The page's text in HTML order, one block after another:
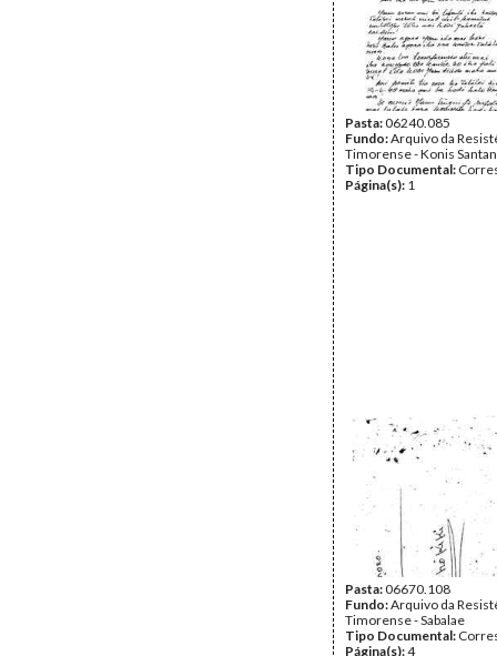
Pasta:06240.085
Fundo:Arquivo da
Timorense - Konis
Tipo Documental:
Página(s): 1
Pasta:06670.108
Fundo:Arquivo da
Timorense - Sabalae
Tipo Documental:
Página(s):4